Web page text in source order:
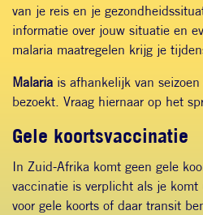
van je reis en je
informatie over jouw situatie en
malaria maatregelen krijg je
Malaria is afhankelijk van
bezoekt. Vraag hiernaar op het
Gele koortsvaccinatie
In Zuid-Afrika komt geen gele
vaccinatie is verplicht als je komt
voor gele koorts of daar transit